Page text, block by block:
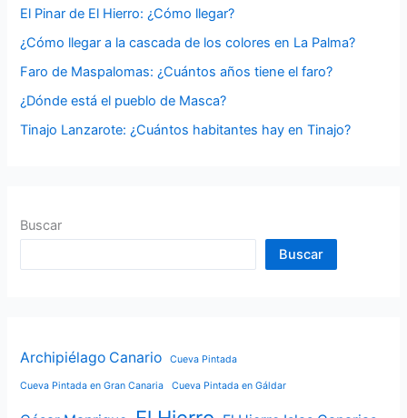
r
:
El Pinar de El Hierro: ¿Cómo llegar?
¿Cómo llegar a la cascada de los colores en La Palma?
Faro de Maspalomas: ¿Cuántos años tiene el faro?
¿Dónde está el pueblo de Masca?
Tinajo Lanzarote: ¿Cuántos habitantes hay en Tinajo?
Buscar
Buscar
Archipiélago Canario Cueva Pintada
Cueva Pintada en Gran Canaria Cueva Pintada en Gáldar